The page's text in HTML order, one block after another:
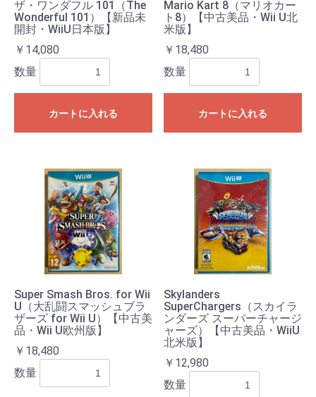
ザ・ワンダフル 101（The
Wonderful 101）【新品未
開封・WiiU日本版】
￥14,080
数量
カートに入れる
Mario Kart 8（マリオカー
ト8）【中古美品・Wii U北
米版】
￥18,480
数量
カートに入れる
Super Smash Bros. for Wii
U（大乱闘スマッシュブラ
ザーズ for Wii U）【中古美
品・Wii U欧州版】
￥18,480
数量
Skylanders
SuperChargers（スカイラ
ンダーズ スーパーチャージ
ャーズ）【中古美品・WiiU
北米版】
￥12,980
数量